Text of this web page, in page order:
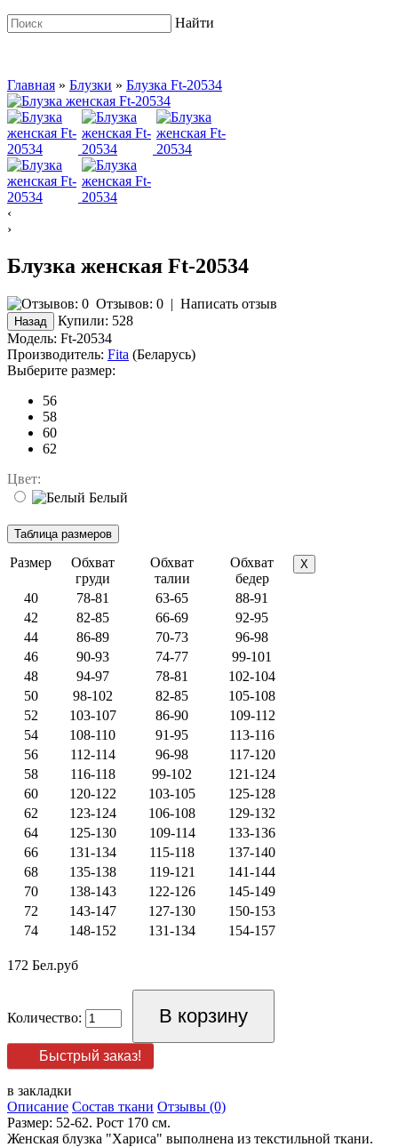
Найти
Главная » Блузки » Блузка Ft-20534
‹
›
Блузка женская Ft-20534
Отзывов: 0 | Написать отзыв
Купили: 528
Модель: Ft-20534
Производитель: Fita (Беларусь)
Выберите размер:
56
58
60
62
Цвет:
Белый
Размер
Обхват
груди
Обхват
талии
Обхват
бедер
X
40 78-81 63-65
88-91
42
82-85 66-69
92-95
44
86-89 70-73
96-98
46
90-93 74-77
99-101
48
94-97 78-81
102-104
50
98-102 82-85
105-108
52
103-107 86-90
109-112
54
108-110 91-95
113-116
56
112-114 96-98
117-120
58
116-118 99-102
121-124
60
120-122 103-105
125-128
62
123-124 106-108
129-132
64
125-130 109-114
133-136
66
131-134 115-118
137-140
68
135-138 119-121
141-144
70
138-143 122-126
145-149
72
143-147 127-130
150-153
74
148-152 131-134 154-157
172 Бел.руб
Количество:
Быстрый заказ!
в закладки
Описание Состав ткани Отзывы (0)
Размер: 52-62. Рост 170 см.
Женская блузка "Хариса" выполнена из текстильной ткани.